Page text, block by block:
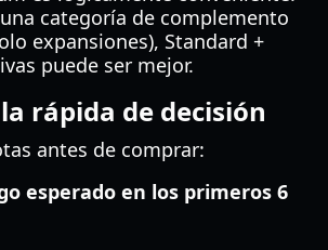
categoría de complemento
expansiones), Standard +
puede ser mejor.
rápida de decisión
antes de comprar:
esperado en los primeros 6